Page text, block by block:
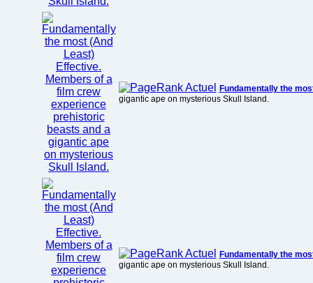
Fundamentally the
gigantic ape on mysterious Skull Island.
Fundamentally the
gigantic ape on mysterious Skull Island.